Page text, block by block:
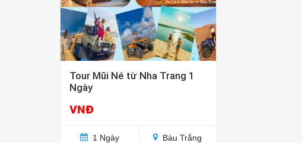
Tour Mũi Né từ Nha Trang 1
Ngày
VNĐ
1 Ngày Bàu Trắng